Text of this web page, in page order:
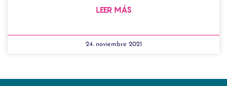
LEER MÁS
24. noviembre 2021